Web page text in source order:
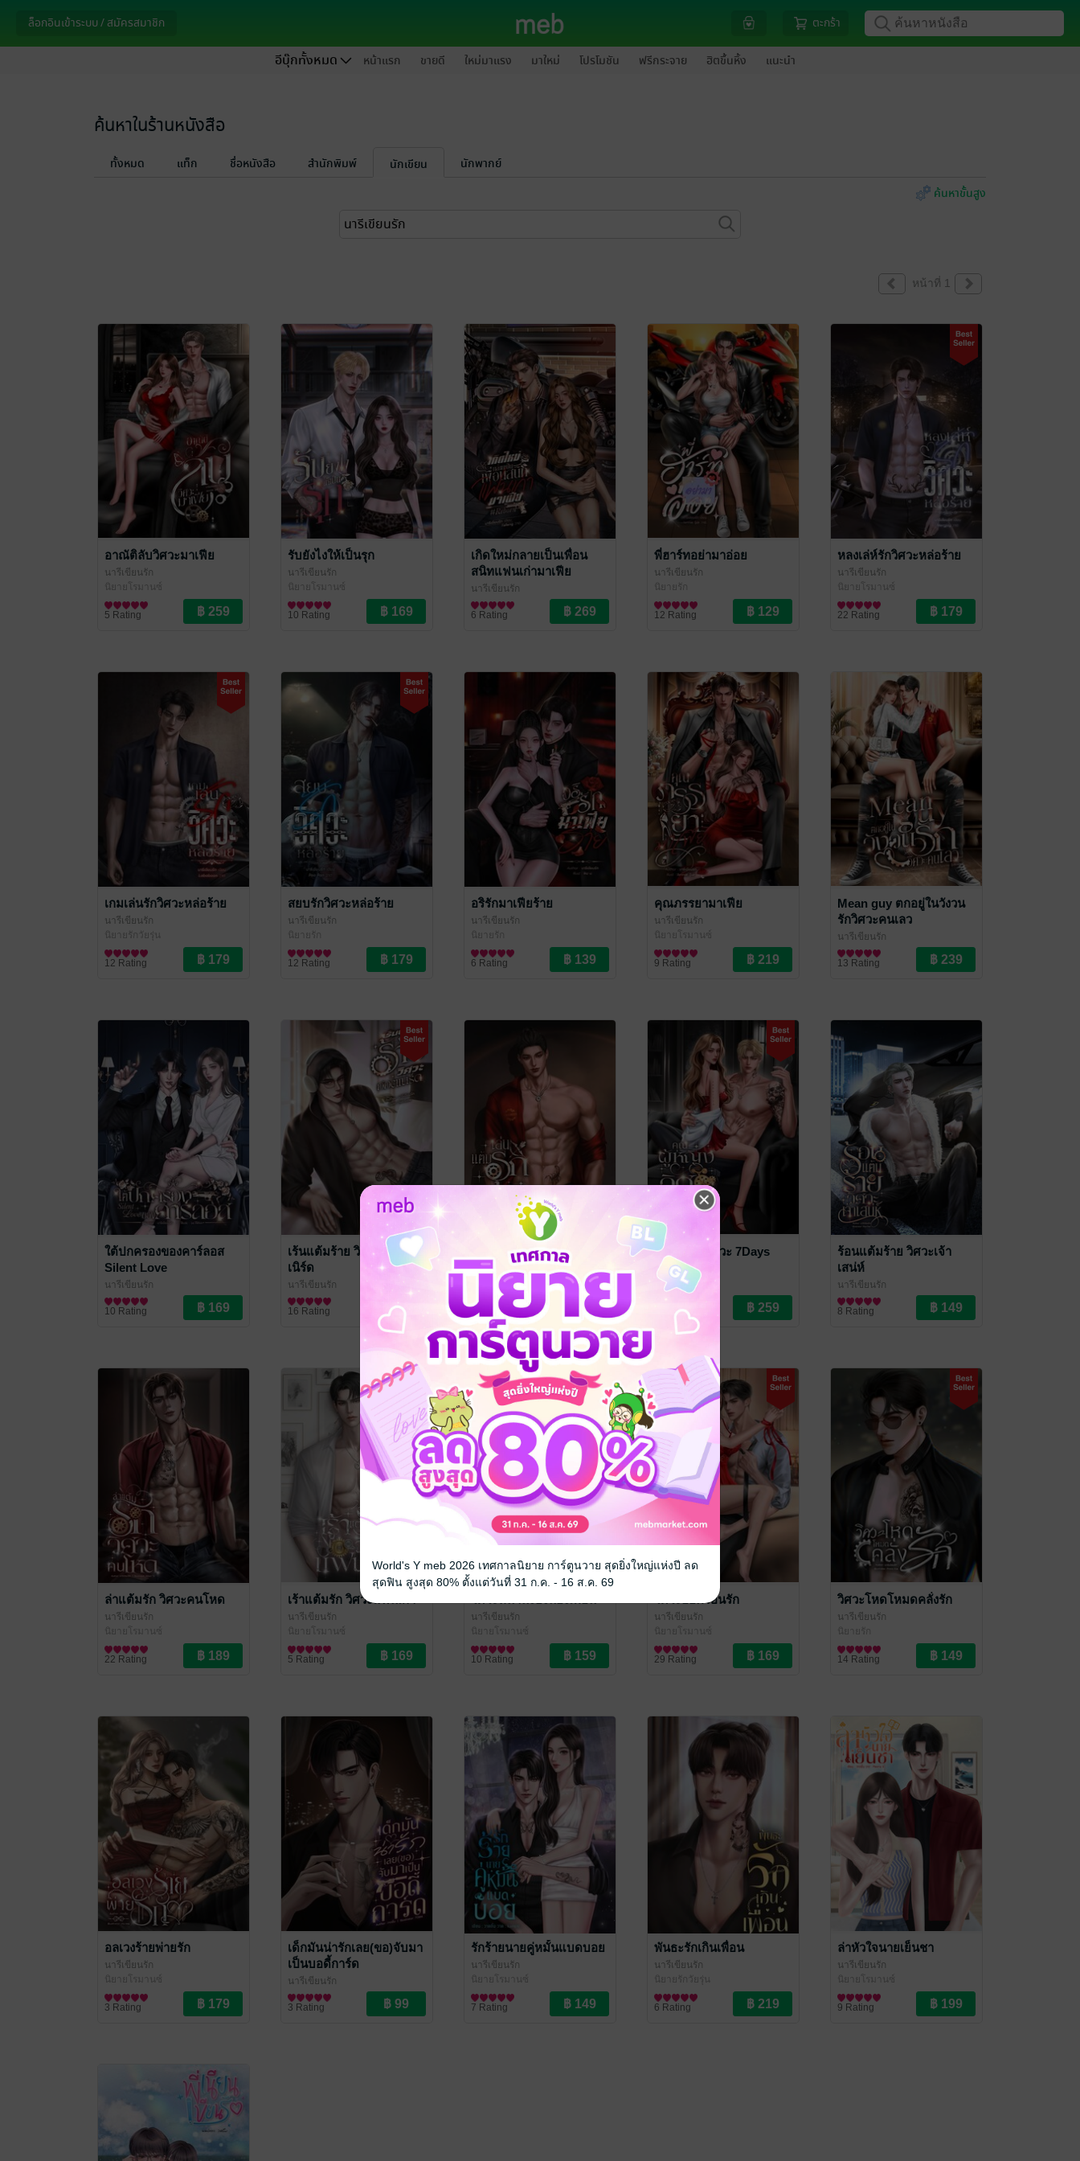
ล็อกอินเข้าระบบ / สมัครสมาชิก ตะกร้า
อีบุ๊กทั้งหมด หน้าแรก ขายดี ใหม่มาแรง มาใหม่ โปรโมชัน ฟรีกระจาย ฮิตขึ้นหิ้ง แนะนำ
ค้นหาในร้านหนังสือ
ทั้งหมด แท็ก ชื่อหนังสือ สำนักพิมพ์ นักเขียน
นักพากย์
ค้นหาขั้นสูง
หน้าที่ 1
อาณัติลับวิศวะมาเฟีย
นารีเขียนรัก
นิยายโรมานซ์
5 Rating
รับยังไงให้เป็นรุก
นารีเขียนรัก
นิยายโรมานซ์
10 Rating
เกิดใหม่กลายเป็นเพื่อน
สนิทแฟนเก่ามาเฟีย
#Reborn
นารีเขียนรัก
นิยายรัก
6 Rating
พี่ฮาร์ทอย่ามาอ่อย
นารีเขียนรัก
นิยายรัก
12 Rating
หลงเล่ห์รักวิศวะหล่อร้าย
นารีเขียนรัก
นิยายโรมานซ์
22 Rating
เกมเล่นรักวิศวะหล่อร้าย
นารีเขียนรัก
นิยายรักวัยรุ่น
12 Rating
สยบรักวิศวะหล่อร้าย
นารีเขียนรัก
นิยายรัก
12 Rating
อริรักมาเฟียร้าย
นารีเขียนรัก
นิยายรัก
6 Rating
คุณภรรยามาเฟีย
นารีเขียนรัก
นิยายโรมานซ์
9 Rating
Mean guy ตกอยู่ในวังวน
รักวิศวะคนเลว
นารีเขียนรัก
นิยายโรมานซ์
13 Rating
ใต้ปกครองของคาร์ลอส
Silent Love
นารีเขียนรัก
นิยายรัก
10 Rating
เร้นแต้มร้าย วิศวะฮอต
เนิร์ด
นารีเขียนรัก
นิยายรักวัยรุ่น
16 Rating
เล่นแต้มรุก วิศวะหมาเด็ก
นารีเขียนรัก
นิยายรักวัยรุ่น
2 Rating
คุณผู้หญิงวิศวะ 7Days
นารีเขียนรัก
นิยายโรมานซ์
32 Rating
ร้อนแต้มร้าย วิศวะเจ้า
เสน่ห์
นารีเขียนรัก
นิยายโรมานซ์
8 Rating
ล่าแต้มรัก วิศวะคนโหด
นารีเขียนรัก
นิยายโรมานซ์
22 Rating
เร้าแต้มรัก วิศวะแฟนเก่า
นารีเขียนรัก
นิยายโรมานซ์
5 Rating
นารีเขียนรัก
นิยายโรมานซ์
10 Rating
วิศวะฮอตร้อนรัก
นารีเขียนรัก
นิยายโรมานซ์
29 Rating
วิศวะโหดโหมดคลั่งรัก
นารีเขียนรัก
นิยายรัก
14 Rating
อลเวงร้ายพ่ายรัก
นารีเขียนรัก
นิยายโรมานซ์
3 Rating
เด็กมันน่ารักเลย(ขอ)จับมา
เป็นบอดี้การ์ด
นารีเขียนรัก
นิยายโรมานซ์
3 Rating
รักร้ายนายคู่หมั้นแบดบอย
นารีเขียนรัก
นิยายโรมานซ์
7 Rating
พันธะรักเกินเพื่อน
นารีเขียนรัก
นิยายรักวัยรุ่น
6 Rating
ล่าหัวใจนายเย็นชา
นารีเขียนรัก
นิยายโรมานซ์
9 Rating
World's Y meb 2026 เทศกาลนิยาย การ์ตูนวาย สุดยิ่งใหญ่แห่งปี ลด
สุดฟิน สูงสุด 80% ตั้งแต่วันที่ 31 ก.ค. - 16 ส.ค. 69